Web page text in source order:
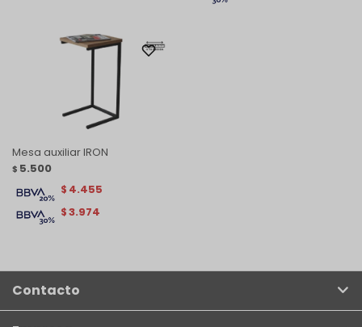
Mesa auxiliar IRON
$ 5.500
$3.974
$ 4.455
Contacto